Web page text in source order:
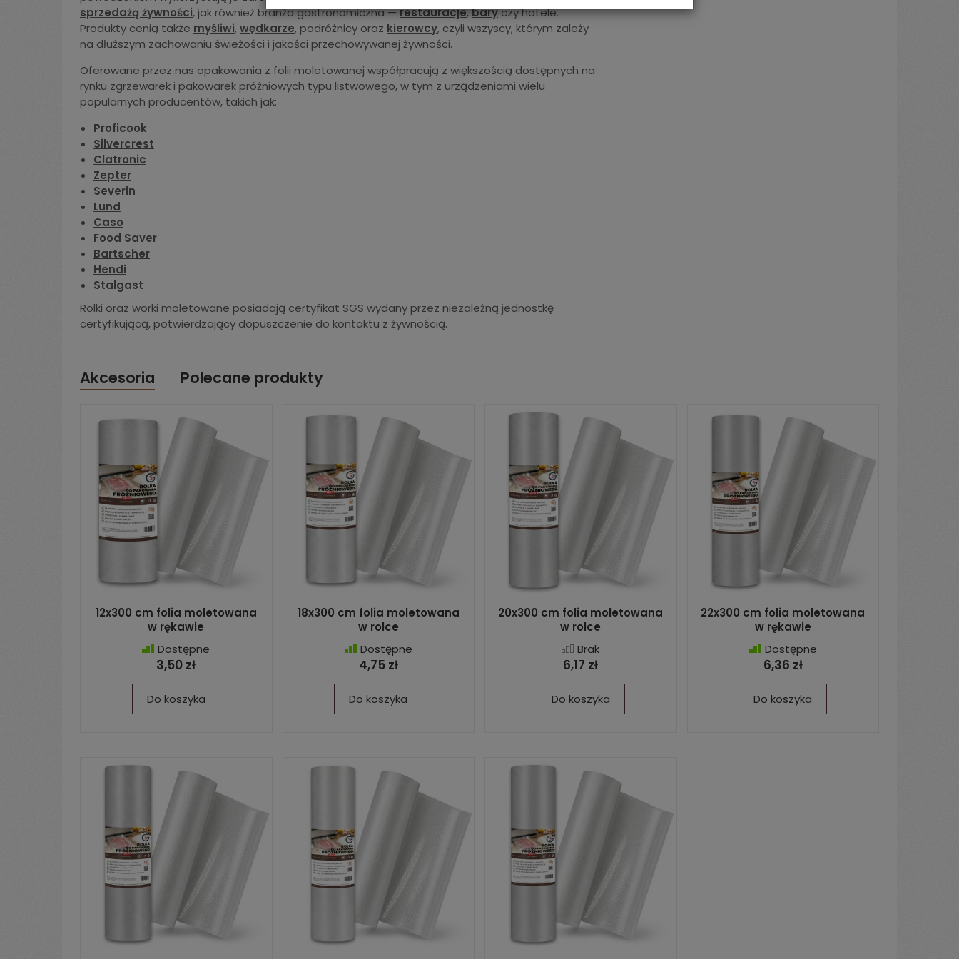
sprzedażą żywności, jak również branża gastronomiczna —restauracje,baryczy hotele.
Produkty cenią także myśliwi,wędkarze, podróżnicy oraz kierowcy, czyli wszyscy, którym zależy
na dłuższym zachowaniu świeżości i jakości przechowywanej żywności.
Oferowane przez nas opakowania z folii moletowanej współpracują z większością dostępnych na
rynku zgrzewarek i pakowarek próżniowych typu listwowego, w tym z urządzeniami wielu
popularnych producentów, takich jak:
Proficook
Silvercrest
Clatronic
Zepter
Severin
Lund
Caso
Food Saver
Bartscher
Hendi
Stalgast
Rolki oraz worki moletowane posiadają certyfikat SGS wydany przez niezależną jednostkę
certyfikującą, potwierdzający dopuszczenie do kontaktu z żywnością.
Akcesoria Polecane produkty
12x300 cm folia moletowana
w rękawie
Dostępne
3,50 zł
Do koszyka
18x300 cm folia moletowana
w rolce
Dostępne
4,75 zł
Do koszyka
20x300 cm folia moletowana
w rolce
Brak
6,17 zł
Do koszyka
22x300 cm folia moletowana
w rękawie
Dostępne
6,36 zł
Do koszyka